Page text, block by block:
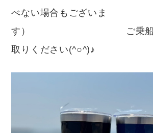
べない場合もございま
す） ご乗船の際
取りください(^○^)♪